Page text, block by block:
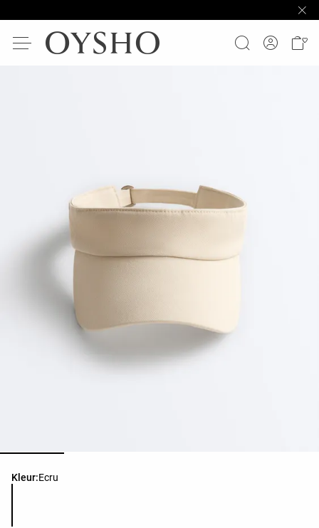
Kleur:Ecru
Lijst met productkleuren